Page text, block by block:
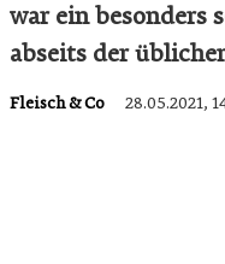
war ein besonders
abseits der
Fleisch & Co 28.05.2021,